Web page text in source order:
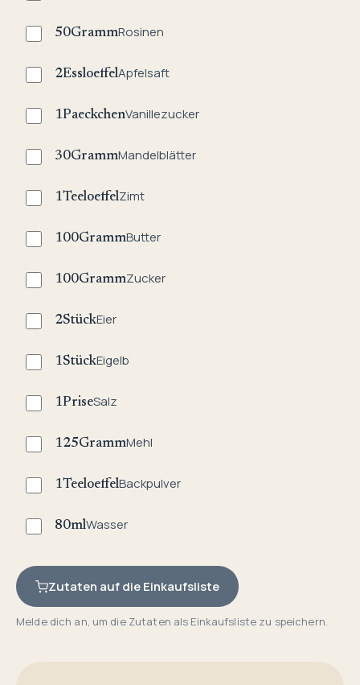
50GrammRosinen
2EssloeffelApfelsaft
1PaeckchenVanillezucker
30GrammMandelblätter
1TeeloeffelZimt
100GrammButter
100GrammZucker
2StückEier
1StückEigelb
1PriseSalz
125GrammMehl
1TeeloeffelBackpulver
80mlWasser
Zutaten auf die Einkaufsliste
Melde dich an, um die Zutaten als Einkaufsliste zu speichern.